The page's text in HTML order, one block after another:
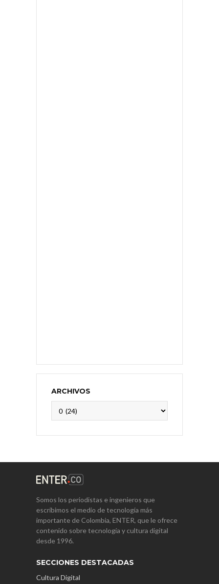
ARCHIVOS
Somos los periodistas e ingenieros que
escribimos el medio de tecnología más
importante de Colombia, ENTER, que le ofrece
contenido sobre tecnología y cultura digital
desde 1996.
SECCIONES DESTACADAS
Cultura Digital